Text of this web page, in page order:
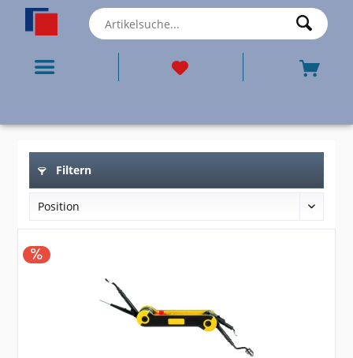
Filtern